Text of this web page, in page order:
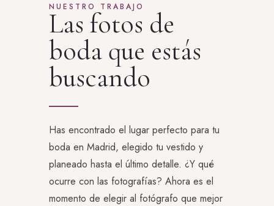
NUESTRO TRABAJO
Las fotos de
boda que estás
buscando
Has encontrado el lugar perfecto para tu
boda en Madrid, elegido tu vestido y
planeado hasta el último detalle. ¿Y qué
ocurre con las fotografías? Ahora es el
momento de elegir al fotógrafo que mejor